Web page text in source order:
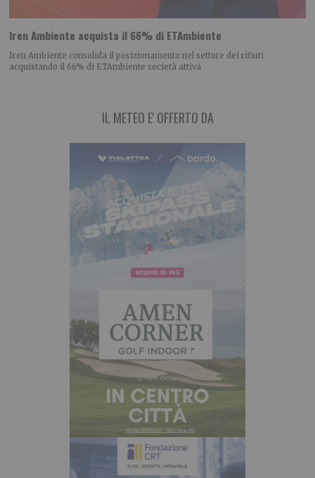
Iren Ambiente acquista il 66% di ETAmbiente
Iren Ambiente consolida il posizionamento nel settore dei rifiuti
acquistando il 66% di ETAmbiente società attiva
IL METEO E' OFFERTO DA